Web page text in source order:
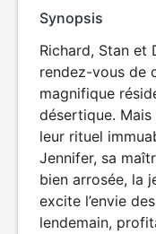
Synopsis
Richard, Stan et
rendez-vous de
magnifique
désertique.
leur rituel
Jennifer, sa
bien arrosée, la
excite l’envie
lendemain,